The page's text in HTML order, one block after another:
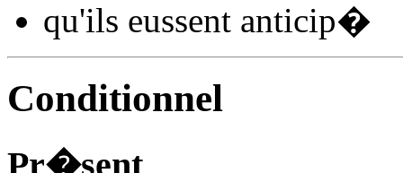
qu'ils eussent anticip�
Conditionnel
Pr�sent